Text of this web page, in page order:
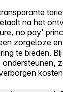
na het
no pay'
zorgeloze
te bieden.